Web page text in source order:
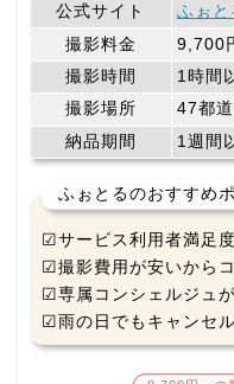
公式サイト
ふぉ
撮影料金
9,700
撮影時間
1時間
撮影場所
47都
納品期間
1週間
ふぉとるのおすすめ
☑サービス利用者満足
☑撮影費用が安いからコ
☑専属コンシェルジュ
☑雨の日でもキャンセル